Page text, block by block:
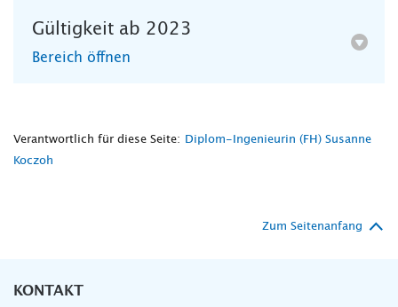
Gültigkeit ab 2023
Bereich öffnen
Verantwortlich für diese Seite:
Diplom-Ingenieurin (FH) Susanne
Koczoh
Zum Seitenanfang
KONTAKT